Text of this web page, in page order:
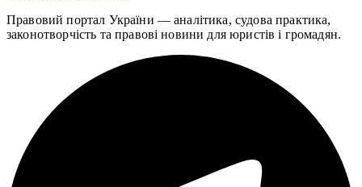
Правовий портал України — аналітика, судова практика,
законотворчість та правові новини для юристів і громадян.